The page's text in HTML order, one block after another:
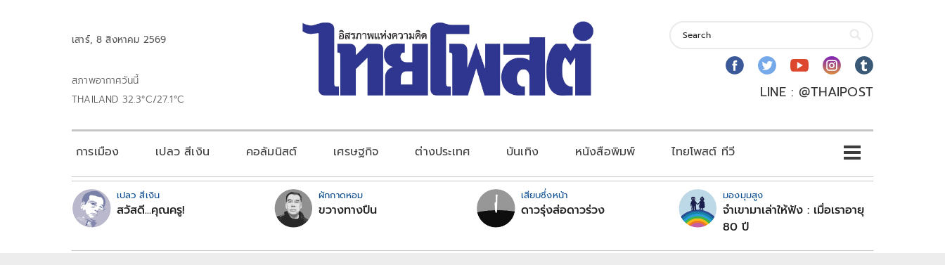
เสาร์, 8 สิงหาคม 2569
สภาพอากาศวันนี้
THAILAND 32.3°C/27.1°C
LINE : @THAIPOST
การเมือง เปลว สีเงิน คอลัมนิสต์ เศรษฐกิจ ต่างประเทศ บันเทิง หนังสือพิมพ์ ไทยโพสต์ ทีวี
เปลว สีเงิน
สวัสดี...คุณครู!
ผักกาดหอม
ขวางทางปืน
เสียบซึ่งหน้า
ดาวรุ่งส่อดาวร่วง
มองมุมสูง
จำเขามาเล่าให้ฟัง : เมื่อเราอายุ
80 ปี